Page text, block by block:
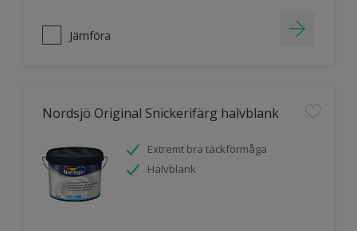
Jämföra
Nordsjö Original Snickerifärg halvblank
Extremt bra täckförmåga
Halvblank